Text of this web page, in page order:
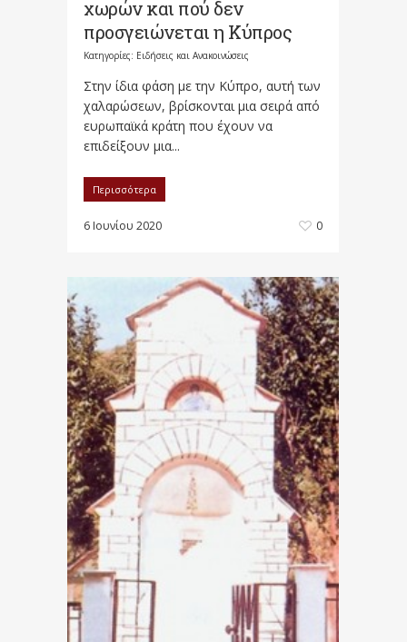
χωρών και πού δεν
προσγειώνεται η Κύπρος
Κατηγορίες: Ειδήσεις και Ανακοινώσεις
Στην ίδια φάση με την Κύπρο, αυτή των
χαλαρώσεων, βρίσκονται μια σειρά από
ευρωπαϊκά κράτη που έχουν να
επιδείξουν μια...
Περισσότερα
6 Ιουνίου 2020 0